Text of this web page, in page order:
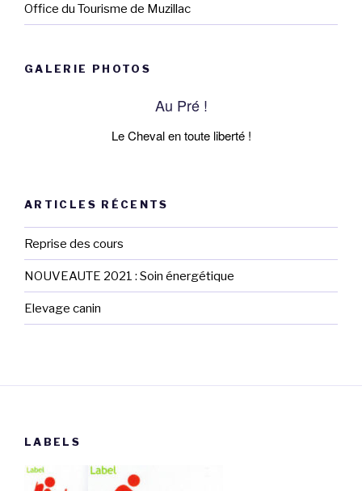
Office du Tourisme de Muzillac
GALERIE PHOTOS
Au Pré !
Le Cheval en toute liberté !
ARTICLES RÉCENTS
Reprise des cours
NOUVEAUTE 2021 : Soin énergétique
Elevage canin
LABELS